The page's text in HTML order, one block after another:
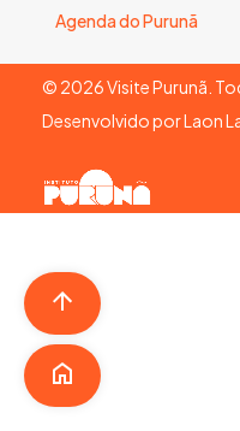
Agenda do Purunã
© 2026Visite Purunã.
Desenvolvido porLaon